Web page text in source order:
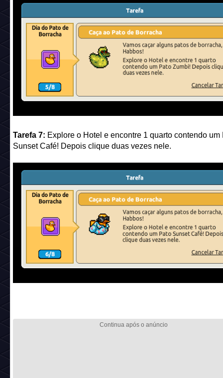
Tarefa 7: Explore o Hotel e encontre 1 quarto contendo um
Sunset Café! Depois clique duas vezes nele.